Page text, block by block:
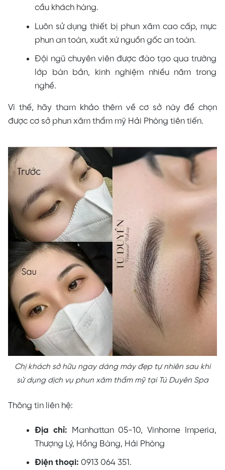
cầu khách hàng.
Luôn sử dụng thiết bị phun xăm cao cấp, mực
phun an toàn, xuất xứ nguồn gốc an toàn.
Đội ngũ chuyên viên được đào tạo qua trường
lớp bàn bản, kinh nghiệm nhiều năm trong
nghề.
Vì thế, hãy tham khảo thêm về cơ sở này để chọn
được cơ sở phun xăm thẩm mỹ Hải Phòng tiên tiến.
Chị khách sở hữu ngay dáng mày đẹp tự nhiên sau khi
sử dụng dịch vụ phun xăm thẩm mỹ tại Tú Duyên Spa
Thông tin liên hệ:
Địa chỉ: Manhattan 05-10, Vinhome Imperia,
Thượng Lý, Hồng Bàng, Hải Phòng
Điện thoại: 0913 064 351.